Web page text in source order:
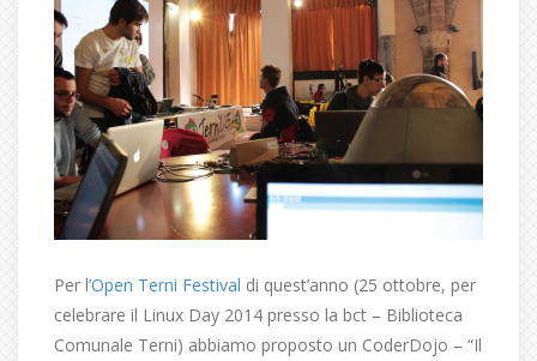
Per l’Open Terni Festival di quest’anno (25 ottobre, per
celebrare il Linux Day 2014 presso la bct – Biblioteca
Comunale Terni) abbiamo proposto un CoderDojo – “Il